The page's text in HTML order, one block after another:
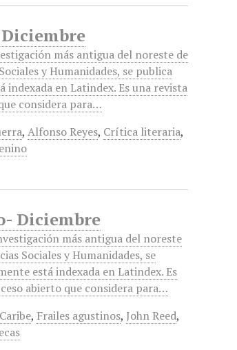
más antigua del noreste de
y Humanidades, se publica
indexada en Latindex. Es una revista
considera para…
,Alfonso Reyes, Crítica literaria,
Diciembre
más antigua del noreste
Sociales y Humanidades, se
está indexada en Latindex. Es
abierto que considera para…
, Frailes agustinos, John Reed,